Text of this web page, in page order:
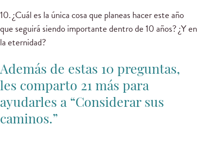
10. ¿Cuál es la única cosa que planeas hacer este año
que seguirá siendo importante dentro de 10 años? ¿Y en
la eternidad?
Además de estas 10 preguntas,
les comparto 21 más para
ayudarles a “Considerar sus
caminos.”